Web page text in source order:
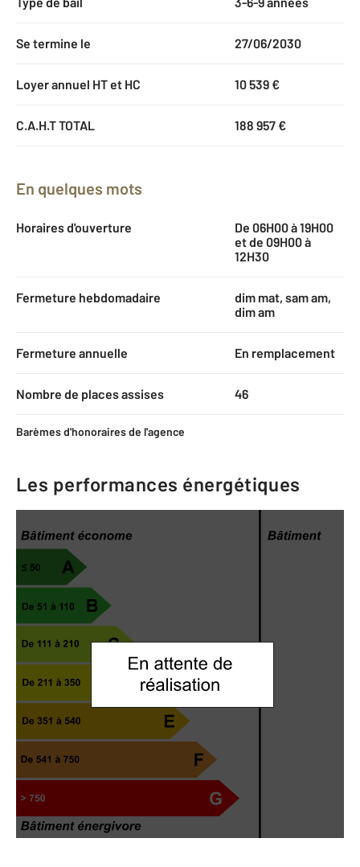
Se termine le 27/06/2030
Loyer annuel HT et HC 10 539 €
C.A.H.T TOTAL 188 957 €
En quelques mots
Horaires d'ouverture
De 06H00 à 19H00
et de 09H00 à
12H30
Fermeture hebdomadaire
dim mat, sam am,
dim am
Fermeture annuelle En remplacement
Nombre de places assises 46
Barèmes d'honoraires de l'agence
Les performances énergétiques